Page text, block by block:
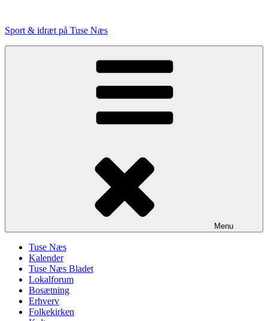
indhold
Sport & idræt på Tuse Næs
Menu
Tuse Næs
Kalender
Tuse Næs Bladet
Lokalforum
Bosætning
Erhverv
Folkekirken